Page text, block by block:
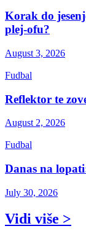
Korak do
plej-ofu?
August 3, 2026
Fudbal
Reflektor te
August 2, 2026
Fudbal
Danas na
July 30, 2026
Vidi više >